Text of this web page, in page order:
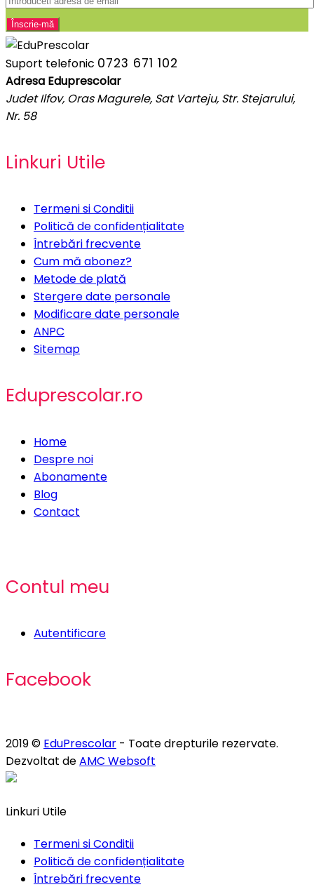
Suport telefonic 0723 671 102
Adresa Eduprescolar
Judet Ilfov, Oras Magurele, Sat Varteju, Str. Stejarului,
Nr. 58
Linkuri Utile
Termeni si Conditii
Politică de confidențialitate
Întrebări frecvente
Cum mă abonez?
Metode de plată
Stergere date personale
Modificare date personale
ANPC
Sitemap
Eduprescolar.ro
Home
Despre noi
Abonamente
Blog
Contact
Contul meu
Autentificare
Facebook
2019 © EduPrescolar - Toate drepturile rezervate.
Dezvoltat deAMC Websoft
Linkuri Utile
Termeni si Conditii
Politică de confidențialitate
Întrebări frecvente